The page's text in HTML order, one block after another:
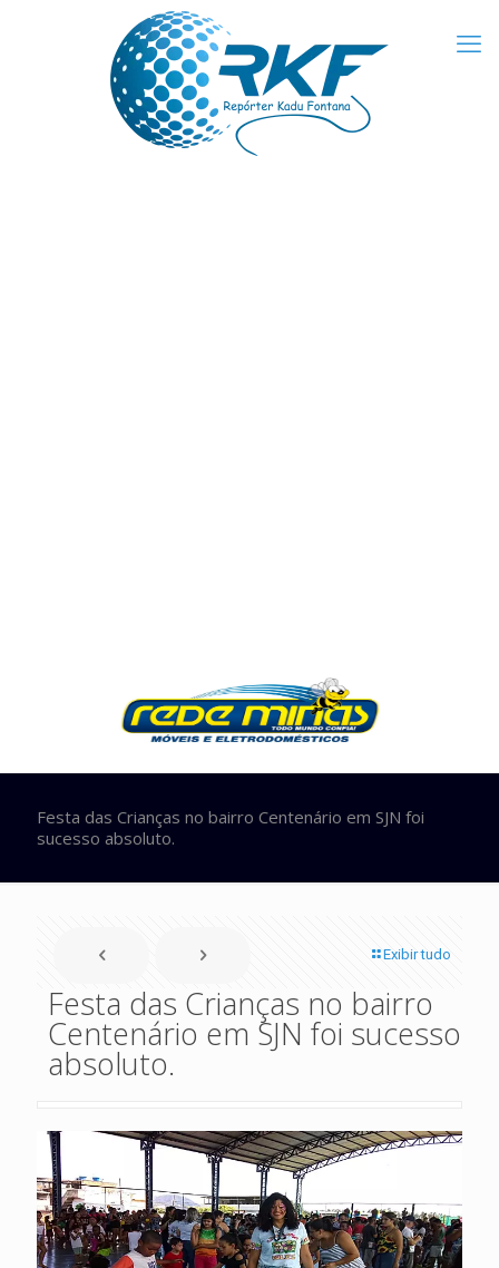
Festa das Crianças no bairro Centenário em SJN foi
sucesso absoluto.
Exibir tudo
Festa das Crianças no bairro
Centenário em SJN foi sucesso
absoluto.